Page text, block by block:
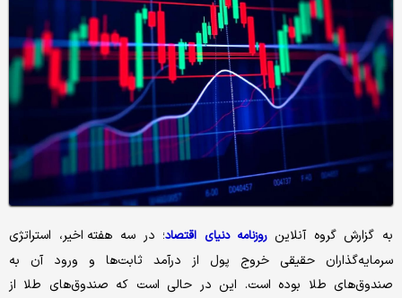
به گزارش گروه آنلاینروزنامه دنیای اقتصاد؛ در سه هفته‌ اخیر، استراتژی
سرمایه‌گذاران حقیقی خروج پول از درآمد ثابت‌ها و ورود آن به
صندوق‌های طلا بوده است. این در حالی است که صندوق‌های طلا از